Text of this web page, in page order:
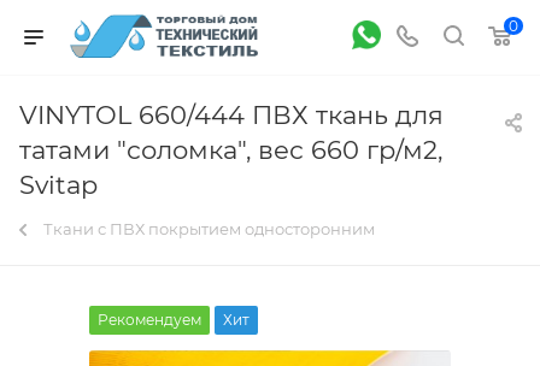
0
VINYTOL 660/444 ПВХ ткань для
татами "соломка", вес 660 гр/м2,
Svitap
Ткани с ПВХ покрытием односторонним
Рекомендуем Хит